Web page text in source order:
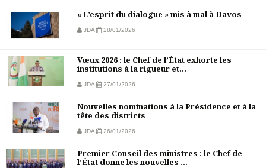
« L’esprit du dialogue » mis à mal à Davos
JDA 28/01/2026
Vœux 2026 : le Chef de l’État exhorte les
institutions à la rigueur et...
JDA 27/01/2026
Nouvelles nominations à la Présidence et à la
tête des districts
JDA 26/01/2026
Premier Conseil des ministres : le Chef de
l’État donne les nouvelles ...